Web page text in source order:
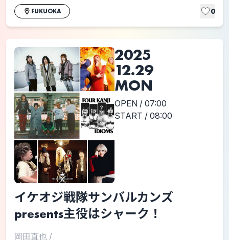
FUKUOKA 0
2025
12.29
MON
OPEN / 07:00
START / 08:00
イケオジ戦隊サンバルカンズ
presents主役はシャーク！
岡田直也 /